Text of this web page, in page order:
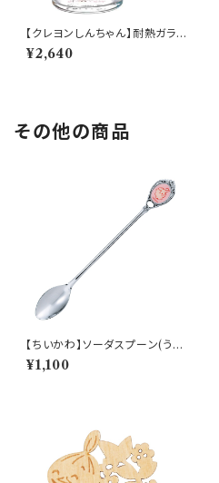
【クレヨンしんちゃん】耐熱ガラス
マグ（はな）【CS40】CS42-815
¥2,640
その他の商品
【ちいかわ】ソーダスプーン(うさ
ぎ)【CKW40】CKW43-850
¥1,100